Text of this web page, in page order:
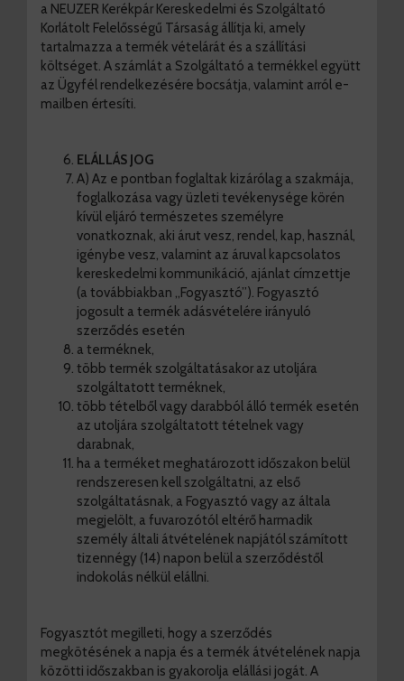
a NEUZER Kerékpár Kereskedelmi és Szolgáltató
Korlátolt Felelősségű Társaság állítja ki, amely
tartalmazza a termék vételárát és a szállítási
költséget. A számlát a Szolgáltató a termékkel együtt
az Ügyfél rendelkezésére bocsátja, valamint arról e-
mailben értesíti.
ELÁLLÁS JOG
A) Az e pontban foglaltak kizárólag a szakmája,
foglalkozása vagy üzleti tevékenysége körén
kívül eljáró természetes személyre
vonatkoznak, aki árut vesz, rendel, kap, használ,
igénybe vesz, valamint az áruval kapcsolatos
kereskedelmi kommunikáció, ajánlat címzettje
(a továbbiakban „Fogyasztó”). Fogyasztó
jogosult a termék adásvételére irányuló
szerződés esetén
a terméknek,
több termék szolgáltatásakor az utoljára
szolgáltatott terméknek,
több tételből vagy darabból álló termék esetén
az utoljára szolgáltatott tételnek vagy
darabnak,
ha a terméket meghatározott időszakon belül
rendszeresen kell szolgáltatni, az első
szolgáltatásnak, a Fogyasztó vagy az általa
megjelölt, a fuvarozótól eltérő harmadik
személy általi átvételének napjától számított
tizennégy (14) napon belül a szerződéstől
indokolás nélkül elállni.
Fogyasztót megilleti, hogy a szerződés
megkötésének a napja és a termék átvételének napja
közötti időszakban is gyakorolja elállási jogát. A